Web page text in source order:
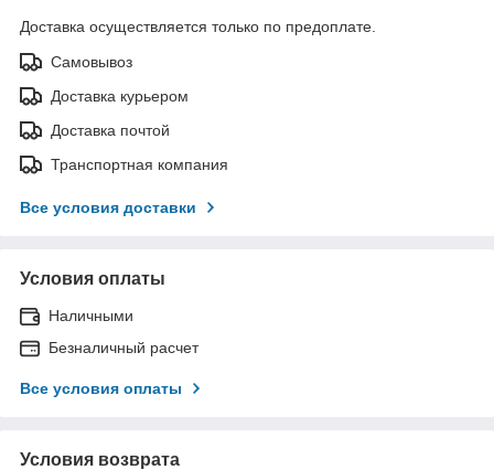
Доставка осуществляется только по предоплате.
Самовывоз
Доставка курьером
Доставка почтой
Транспортная компания
Все условия доставки
Условия оплаты
Наличными
Безналичный расчет
Все условия оплаты
Условия возврата